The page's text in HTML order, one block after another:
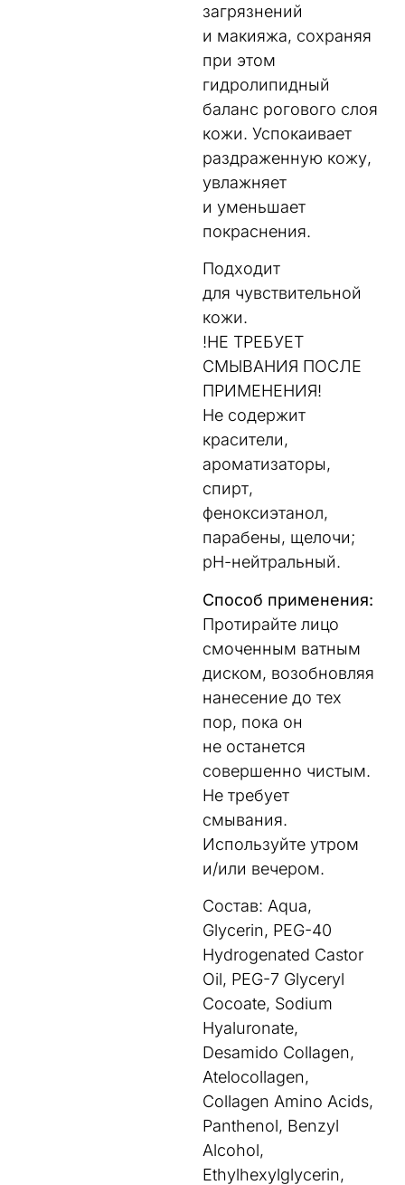
загрязнений
и макияжа, сохраняя
при этом
гидролипидный
баланс рогового слоя
кожи. Успокаивает
раздраженную кожу,
увлажняет
и уменьшает
покраснения.
Подходит
для чувствительной
кожи.
!НЕ ТРЕБУЕТ
СМЫВАНИЯ ПОСЛЕ
ПРИМЕНЕНИЯ!
Не содержит
красители,
ароматизаторы,
спирт,
феноксиэтанол,
парабены, щелочи;
рН-нейтральный.
Способ применения:
Протирайте лицо
смоченным ватным
диском, возобновляя
нанесение до тех
пор, пока он
не останется
совершенно чистым.
Не требует
смывания.
Используйте утром
и/или вечером.
Состав: Aqua,
Glycerin, PEG-40
Hydrogenated Castor
Oil, PEG-7 Glyceryl
Cocoate, Sodium
Hyaluronate,
Desamido Collagen,
Atelocollagen,
Collagen Amino Acids,
Panthenol, Benzyl
Alcohol,
Ethylhexylglycerin,